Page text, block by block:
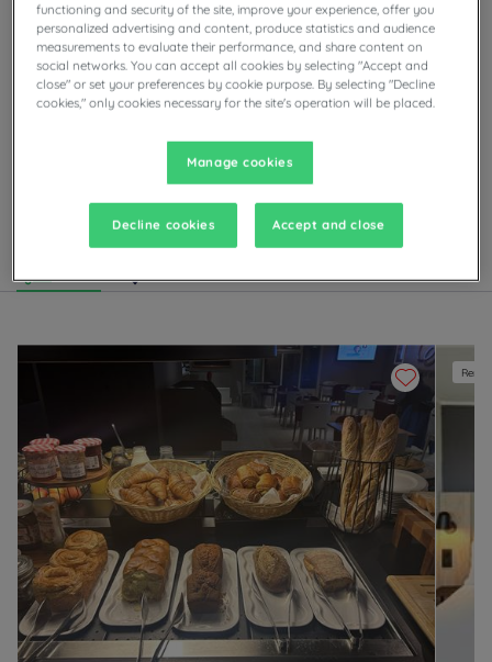
Unsere Hotels in Conflans Sainte Honorine
Conflans Sainte Honorine. Je nach Hotel finden Sie
Privatparkplätze, Tagungsräume, Restaurants mit
sowie Abendunterhaltung.
functioning and security of the site, improve your experience, offer you
personalized advertising and content, produce statistics and audience
measurements to evaluate their performance, and share content on
social networks. You can accept all cookies by selecting "Accept and
close" or set your preferences by cookie purpose. By selecting "Decline
cookies," only cookies necessary for the site's operation will be placed.
Manage cookies
Decline cookies Accept and close